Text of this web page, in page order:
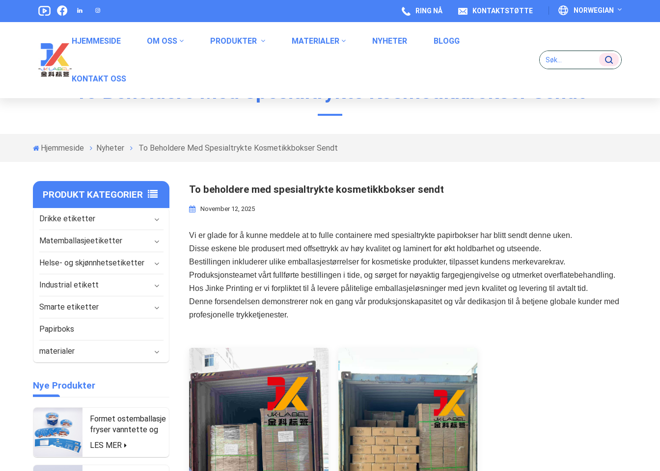
NORWEGIAN
Deutsch
Indonesia
RING NÅ KONTAKTSTØTTE
HJEMMESIDE OM OSS PRODUKTER MATERIALER NYHETER BLOGG
KONTAKT OSS
To Beholdere Med Spesialtrykte Kosmetikkbokser Sendt
Hjemmeside Nyheter To Beholdere Med Spesialtrykte Kosmetikkbokser Sendt
PRODUKT KATEGORIER
Drikke etiketter
Matemballasjeetiketter
Helse- og skjønnhetsetiketter
Industrial etikett
Smarte etiketter
Papirboks
materialer
Nye Produkter
Formet ostemballasje
fryser vanntette og
matsikre etiketter
LES MER
To beholdere med spesialtrykte kosmetikkbokser sendt
November 12, 2025
Vi er glade for å kunne meddele at to fulle containere med spesialtrykte papirbokser har blitt sendt denne uken.
Disse eskene ble produsert med offsettrykk av høy kvalitet og laminert for økt holdbarhet og utseende.
Bestillingen inkluderer ulike emballasjestørrelser for kosmetiske produkter, tilpasset kundens merkevarekrav.
Produksjonsteamet vårt fullførte bestillingen i tide, og sørget for nøyaktig fargegjengivelse og utmerket overflatebehandling.
Hos Jinke Printing er vi forpliktet til å levere pålitelige emballasjeløsninger med jevn kvalitet og levering til avtalt tid.
Denne forsendelsen demonstrerer nok en gang vår produksjonskapasitet og vår dedikasjon til å betjene globale kunder med
profesjonelle trykketjenester.